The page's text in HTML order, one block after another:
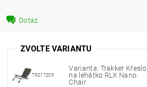
Dotaz
ZVOLTE VARIANTU
TR217205
Varianta: Trakker Křeslo
na lehátko RLX Nano
Chair